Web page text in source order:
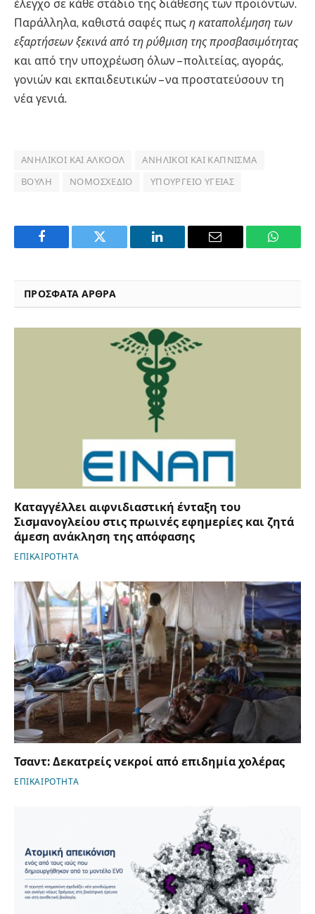
έλεγχο σε κάθε στάδιο της διάθεσης των προϊόντων.
Παράλληλα, καθιστά σαφές πως η καταπολέμηση των
εξαρτήσεων ξεκινά από τη ρύθμιση της προσβασιμότητας
και από την υποχρέωση όλων – πολιτείας, αγοράς,
γονιών και εκπαιδευτικών – να προστατεύσουν τη
νέα γενιά.
ΑΝΉΛΙΚΟΙ ΚΑΙ ΑΛΚΟΌΛ ΑΝΉΛΙΚΟΙ ΚΑΙ ΚΆΠΝΙΣΜΑ
ΒΟΥΛΉ ΝΟΜΟΣΧΈΔΙΟ ΥΠΟΥΡΓΕΊΟ ΥΓΕΊΑΣ
Facebook Twitter LinkedIn Email
ΠΡΟΣΦΑΤΑ ΑΡΘΡΑ
Καταγγέλλει αιφνιδιαστική ένταξη του
Σισμανογλείου στις πρωινές εφημερίες και ζητά
άμεση ανάκληση της απόφασης
ΕΠΙΚΑΙΡΟΤΗΤΑ
Τσαντ: Δεκατρείς νεκροί από επιδημία χολέρας
ΕΠΙΚΑΙΡΟΤΗΤΑ